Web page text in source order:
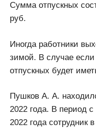
Сумма отпускных
руб.
Иногда работники
зимой. В случае если
отпускных будет
Пушков А. А.
2022 года. В период
2022 года сотрудник